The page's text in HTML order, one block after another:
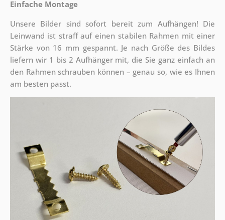
Einfache Montage
Unsere Bilder sind sofort bereit zum Aufhängen! Die
Leinwand ist straff auf einen stabilen Rahmen mit einer
Stärke von 16 mm gespannt. Je nach Größe des Bildes
liefern wir 1 bis 2 Aufhänger mit, die Sie ganz einfach an
den Rahmen schrauben können – genau so, wie es Ihnen
am besten passt.